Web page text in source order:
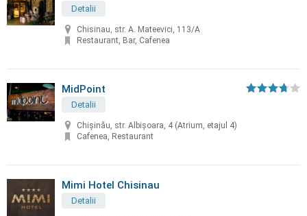
Detalii
Chisinau, str. A. Mateevici, 113/A
Restaurant, Bar, Cafenea
MidPoint
Detalii
Chişinău, str. Albişoara, 4 (Atrium, etajul 4)
Cafenea, Restaurant
Mimi Hotel Chisinau
Detalii